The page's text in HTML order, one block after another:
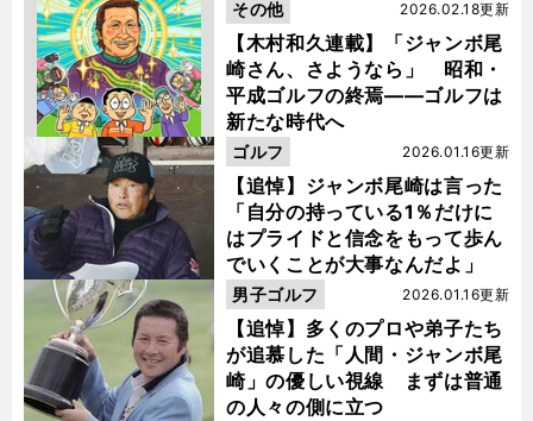
【木村和久連載】「ジャンボ尾
崎さん、さようなら」 昭和・
平成ゴルフの終焉――ゴルフは
新たな時代へ
2026.02.18更新
その他
【追悼】ジャンボ尾崎は言った
「自分の持っている1％だけに
はプライドと信念をもって歩ん
でいくことが大事なんだよ」
2026.01.16更新
ゴルフ
【追悼】多くのプロや弟子たち
が追慕した「人間・ジャンボ尾
崎」の優しい視線 まずは普通
の人々の側に立つ
2026.01.16更新
男子ゴルフ